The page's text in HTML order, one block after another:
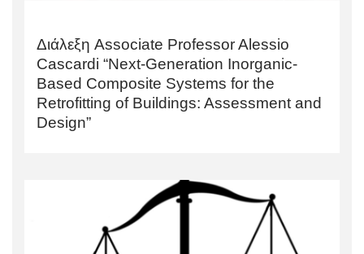
Διάλεξη Associate Professor Alessio
Cascardi “Next-Generation Inorganic-
Based Composite Systems for the
Retrofitting of Buildings: Assessment and
Design”